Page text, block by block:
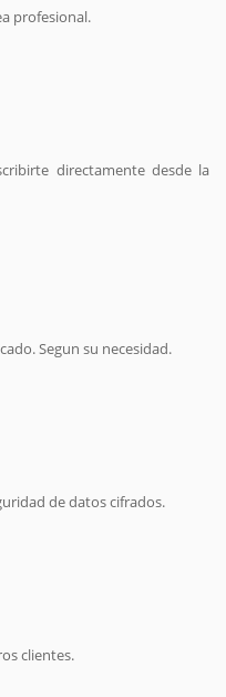
profesional.
directamente desde la
Segun su necesidad.
de datos cifrados.
clientes.